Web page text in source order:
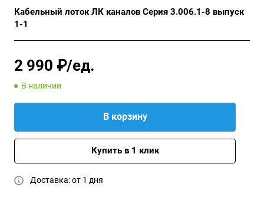
Кабельный лоток ЛК каналов Серия 3.006.1-8 выпуск
1-1
2 990 ₽/ед.
В наличии
В корзину
Купить в 1 клик
Доставка: от 1 дня